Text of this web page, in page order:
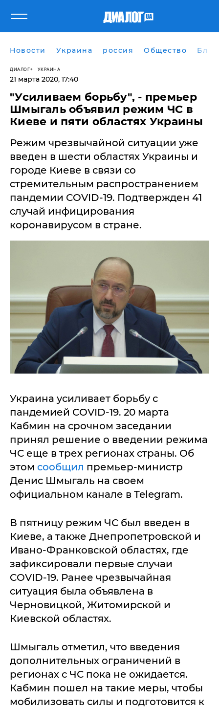
Новости Украина россия Общество
ДИАЛОГ УКРАИНА
21 марта 2020, 17:40
​"Усиливаем борьбу", - премьер
Шмыгаль объявил режим ЧС в
Киеве и пяти областях Украины
Режим чрезвычайной ситуации уже
введен в шести областях Украины и
городе Киеве в связи со
стремительным распространением
пандемии COVID-19. Подтвержден 41
случай инфицирования
коронавирусом в стране.
Украина усиливает борьбу с
пандемией COVID-19. 20 марта
Кабмин на срочном заседании
принял решение о введении режима
ЧС еще в трех регионах страны. Об
этом сообщил премьер-министр
Денис Шмыгаль на своем
официальном канале в Telegram.
В пятницу режим ЧС был введен в
Киеве, а также Днепропетровской и
Ивано-Франковской областях, где
зафиксировали первые случаи
COVID-19. Ранее чрезвычайная
ситуация была объявлена в
Черновицкой, Житомирской и
Киевской областях.
Шмыгаль отметил, что введения
дополнительных ограничений в
регионах с ЧС пока не ожидается.
Кабмин пошел на такие меры, чтобы
мобилизовать силы и подготовится к